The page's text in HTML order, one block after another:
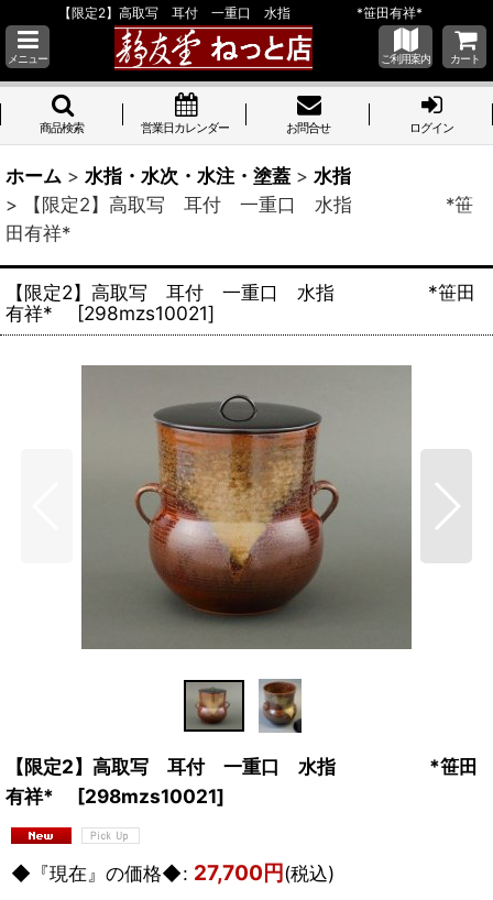
【限定2】高取写 耳付 一重口 水指 *笹田有祥*
メニュー ご利用案内 カート
商品検索 営業日カレンダー お問合せ ログイン
ホーム > 水指・水次・水注・塗蓋 > 水指
>
【限定2】高取写 耳付 一重口 水指 *笹
田有祥*
【限定2】高取写 耳付 一重口 水指 *笹田
有祥*
[298mzs10021]
【限定2】高取写 耳付 一重口 水指 *笹田
有祥*
[298mzs10021]
◆『現在』の価格◆: 27,700 円(税込)